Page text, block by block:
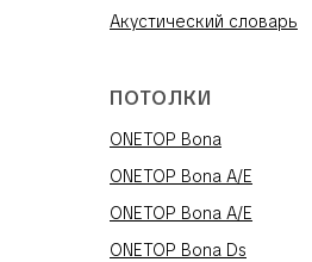
Акустический словарь
ПОТОЛКИ
ONETOP Bona
ONETOP Bona A/E
ONETOP Bona A/E
ONETOP Bona Ds